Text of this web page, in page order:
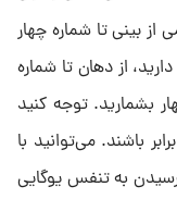
بینی تا شماره چهار
از دهان تا شماره
بشمارید. توجه کنید
باشند. می‌توانید با
را تا رسیدن به تنفس یوگایی